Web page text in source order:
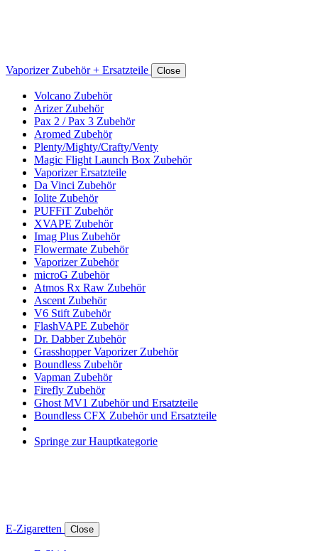
Vaporizer Zubehör + Ersatzteile Close
Volcano Zubehör
Arizer Zubehör
Pax 2 / Pax 3 Zubehör
Aromed Zubehör
Plenty/Mighty/Crafty/Venty
Magic Flight Launch Box Zubehör
Vaporizer Ersatzteile
Da Vinci Zubehör
Iolite Zubehör
PUFFiT Zubehör
XVAPE Zubehör
Imag Plus Zubehör
Flowermate Zubehör
Vaporizer Zubehör
microG Zubehör
Atmos Rx Raw Zubehör
Ascent Zubehör
V6 Stift Zubehör
FlashVAPE Zubehör
Dr. Dabber Zubehör
Grasshopper Vaporizer Zubehör
Boundless Zubehör
Vapman Zubehör
Firefly Zubehör
Ghost MV1 Zubehör und Ersatzteile
Boundless CFX Zubehör und Ersatzteile
Springe zur Hauptkategorie
E-Zigaretten Close